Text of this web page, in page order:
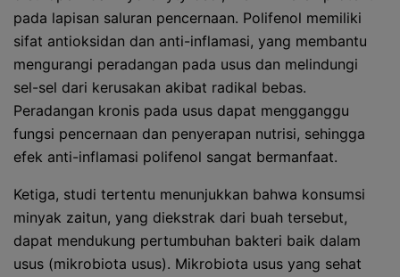
pada lapisan saluran pencernaan. Polifenol memiliki
sifat antioksidan dan anti-inflamasi, yang membantu
mengurangi peradangan pada usus dan melindungi
sel-sel dari kerusakan akibat radikal bebas.
Peradangan kronis pada usus dapat mengganggu
fungsi pencernaan dan penyerapan nutrisi, sehingga
efek anti-inflamasi polifenol sangat bermanfaat.
Ketiga, studi tertentu menunjukkan bahwa konsumsi
minyak zaitun, yang diekstrak dari buah tersebut,
dapat mendukung pertumbuhan bakteri baik dalam
usus (mikrobiota usus). Mikrobiota usus yang sehat